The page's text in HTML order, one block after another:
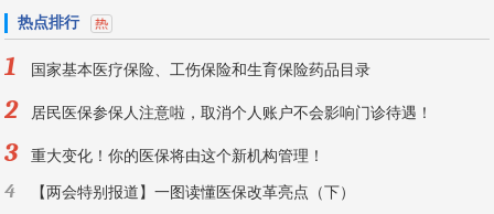
热点排行
1 国家基本医疗保险、工伤保险和生育保险药品目录
2 居民医保参保人注意啦，取消个人账户不会影响门诊待遇！
3 重大变化！你的医保将由这个新机构管理！
4 【两会特别报道】一图读懂医保改革亮点（下）